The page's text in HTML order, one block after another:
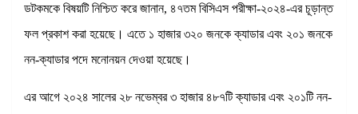
ডটকমকে বিষয়টি নিশ্চিত করে জানান, ৪৭তম বিসিএস পরীক্ষা-২০২৪-এর চূড়ান্ত
ফল প্রকাশ করা হয়েছে। এতে ১ হাজার ৩২০ জনকে ক্যাডার এবং ২০১ জনকে
নন-ক্যাডার পদে মনোনয়ন দেওয়া হয়েছে।
এর আগে ২০২৪ সালের ২৮ নভেম্বর ৩ হাজার ৪৮৭টি ক্যাডার এবং ২০১টি নন-